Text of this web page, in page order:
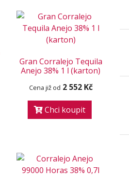
Gran Corralejo Tequila
Anejo 38% 1 l (karton)
Cena již od 2 552 Kč
Chci koupit